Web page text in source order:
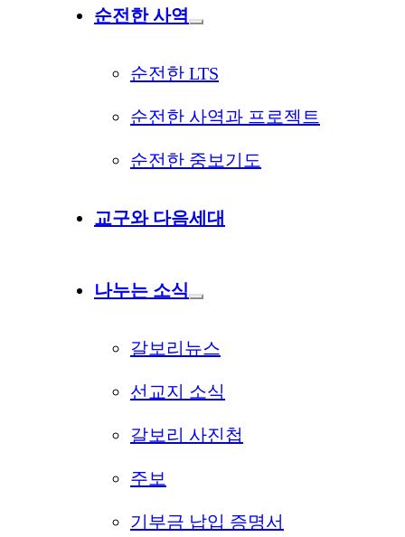
순전한 사역
순전한 LTS
순전한 사역과 프로젝트
순전한 중보기도
교구와 다음세대
나누는 소식
갈보리뉴스
선교지 소식
갈보리 사진첩
주보
기부금 납입 증명서